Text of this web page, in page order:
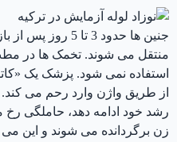
جنین ها حدود 3 تا
منتقل می شوند. تخمک ها در
استفاده نمی شود. پزشک یک
از طریق واژن وارد رحم می کند.
رشد خود ادامه دهد، حاملگی
زن برگردانده می شوند و این می